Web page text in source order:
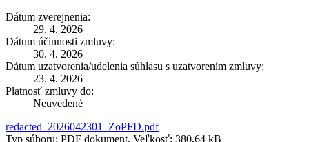
Dátum zverejnenia:
29. 4. 2026
Dátum účinnosti zmluvy:
30. 4. 2026
Dátum uzatvorenia/udelenia súhlasu s uzatvorením zmluvy:
23. 4. 2026
Platnosť zmluvy do:
Neuvedené
redacted_2026042301_ZoPFD.pdf
Typ súboru: PDF dokument, Veľkosť: 380,64 kB